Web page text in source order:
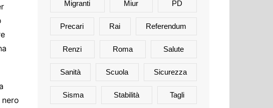
Migranti Miur PD
Precari Rai Referendum
Renzi Roma Salute
Sanità Scuola Sicurezza
Sisma Stabilità Tagli